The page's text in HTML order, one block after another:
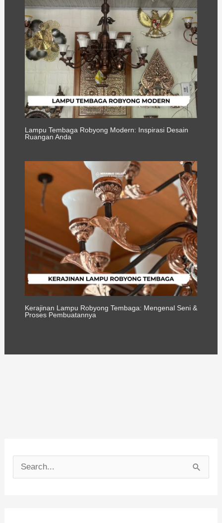
Lampu Tembaga Robyong Modern: Inspirasi Desain
Ruangan Anda
Kerajinan Lampu Robyong Tembaga: Mengenal Seni &
Proses Pembuatannya